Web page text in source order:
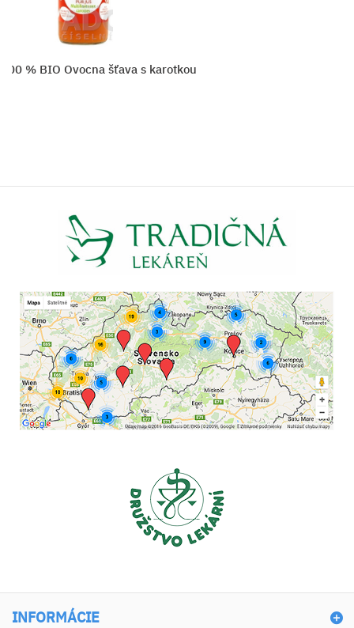
% BIO Ovocna šťava s karotkou
INFORMÁCIE